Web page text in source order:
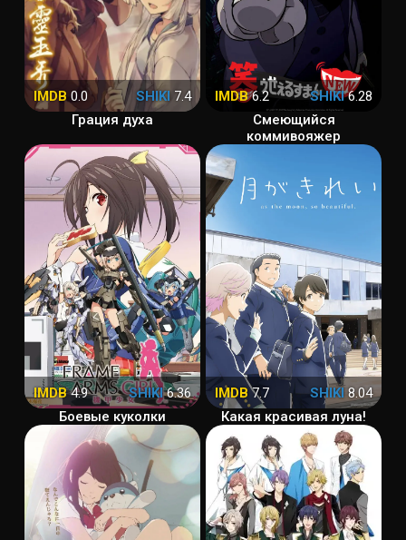
IMDB 0.0 SHIKI7.4
Грация духа
IMDB6.2 SHIKI6.28
Смеющийся
коммивояжер
IMDB4.9 SHIKI6.36
Боевые куколки
IMDB7.7 SHIKI 8.04
Какая красивая луна!